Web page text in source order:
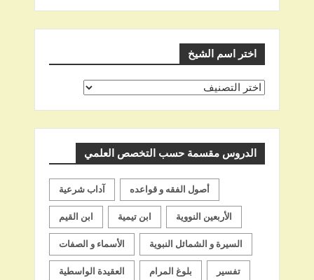
اختر اسم الشيخ
اختر
الدروس مقسمة حسب التخصص العلمي
آداب شرعية أصول الفقه و قواعده
ابن القيم ابن تيمية الأربعين النووية
الأسماء و الصفات السيرة و الشمائل النبوية
العقيدة الواسطية بلوغ المرام تفسير